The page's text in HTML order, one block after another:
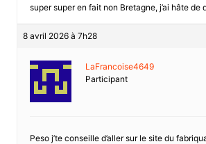
super super en fait non Bretagne, j’ai hâte de
8 avril 2026 à 7h28
LaFrancoise4649
Participant
Peso j’te conseille d’aller sur le site du